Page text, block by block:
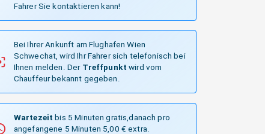
Fahrer Sie kontaktieren kann!
Bei Ihrer Ankunft am Flughafen Wien
Schwechat, wird Ihr Fahrer sich telefonisch bei
Ihnen melden. Der Treffpunkt wird vom
Chauffeur bekannt gegeben.
Wartezeit bis 5 Minuten gratis,danach pro
angefangene 5 Minuten 5,00 € extra.